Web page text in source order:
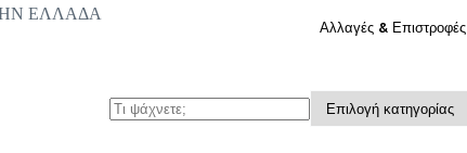
ΕΛΛΑΔΑ
Αλλαγές & Επιστροφές